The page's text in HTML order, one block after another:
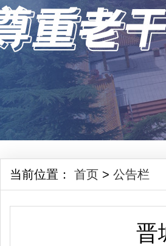
当前位置： 首页 > 公告栏
晋